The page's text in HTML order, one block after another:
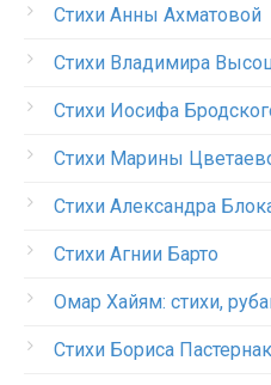
Стихи Анны Ахматовой
Стихи Владимира
Стихи Иосифа
Стихи Марины
Стихи Александра
Стихи Агнии Барто
Омар Хайям: стихи,
Стихи Бориса